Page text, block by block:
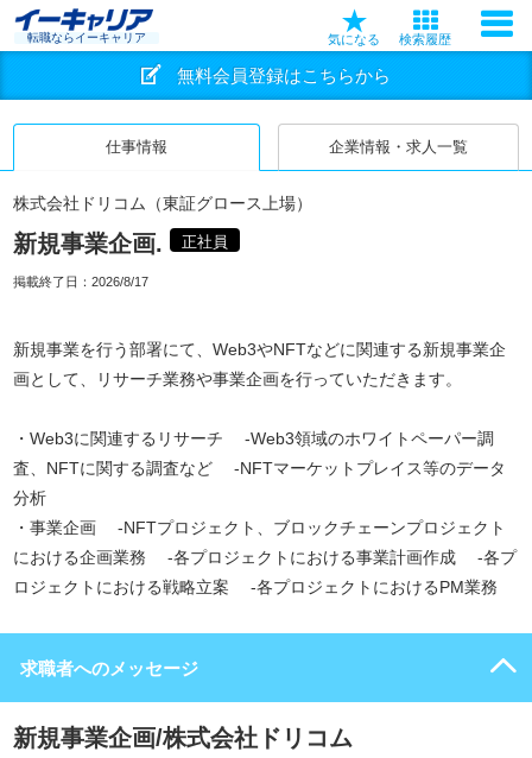
転職ならイーキャリア 気になる 検索履歴
無料会員登録はこちらから
仕事情報 企業情報・求人一覧
株式会社ドリコム（東証グロース上場）
新規事業企画. 正社員
掲載終了日： 2026/8/17
新規事業を行う部署にて、Web3やNFTなどに関連する新規事業企
画として、リサーチ業務や事業企画を行っていただきます。
・Web3に関連するリサーチ -Web3領域のホワイトペーパー調
査、NFTに関する調査など -NFTマーケットプレイス等のデータ
分析
・事業企画 -NFTプロジェクト、ブロックチェーンプロジェクト
における企画業務 -各プロジェクトにおける事業計画作成 -各プ
ロジェクトにおける戦略立案 -各プロジェクトにおけるPM業務
求職者へのメッセージ
新規事業企画/株式会社ドリコム